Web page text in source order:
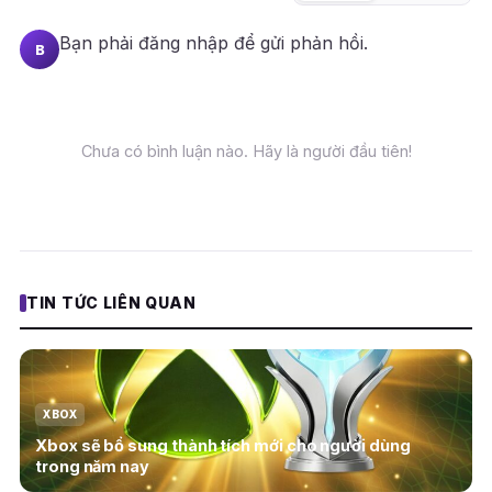
B Bạn phải đăng nhập để gửi phản hồi.
Chưa có bình luận nào. Hãy là người đầu tiên!
TIN TỨC LIÊN QUAN
XBOX
Xbox sẽ bổ sung thành tích mới cho người dùng
trong năm nay